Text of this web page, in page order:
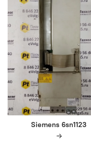
Siemens 6sn1123